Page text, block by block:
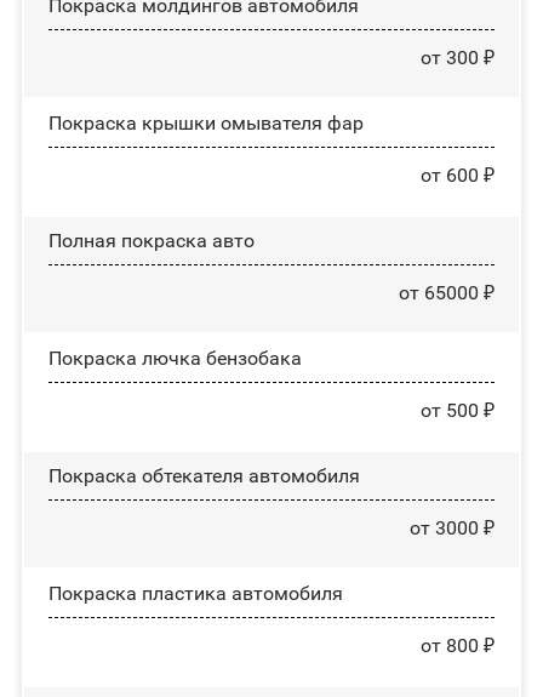
Покраска молдингов автомобиля
от 300 ₽
Покраска крышки омывателя фар
от 600 ₽
Полная покраска авто
от 65000 ₽
Покраска лючка бензобака
от 500 ₽
Покраска обтекателя автомобиля
от 3000 ₽
Покраска пластика автомобиля
от 800 ₽